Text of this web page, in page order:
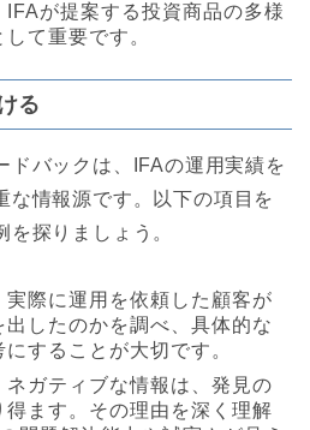
が提案する投資商品の多様
て重要です。
る
ドバックは、IFAの運用実績を
な情報源です。以下の項目を
探りましょう。
実際に運用を依頼した顧客が
出したのかを調べ、具体的な
することが大切です。
ネガティブな情報は、発見の
ます。その理由を深く理解